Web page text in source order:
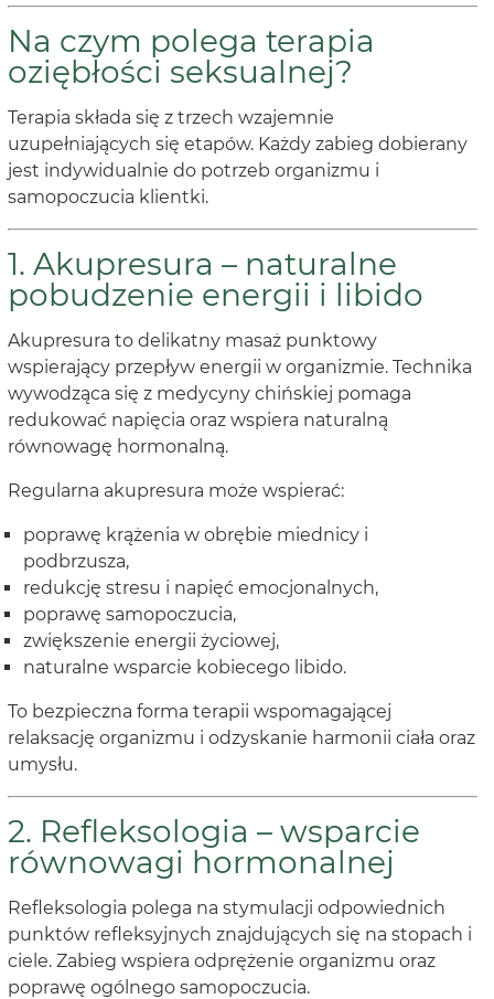
Na czym polega terapia
oziębłości seksualnej?
Terapia składa się z trzech wzajemnie
uzupełniających się etapów. Każdy zabieg dobierany
jest indywidualnie do potrzeb organizmu i
samopoczucia klientki.
1. Akupresura – naturalne
pobudzenie energii i libido
Akupresura to delikatny masaż punktowy
wspierający przepływ energii w organizmie. Technika
wywodząca się z medycyny chińskiej pomaga
redukować napięcia oraz wspiera naturalną
równowagę hormonalną.
Regularna akupresura może wspierać:
poprawę krążenia w obrębie miednicy i
podbrzusza,
redukcję stresu i napięć emocjonalnych,
poprawę samopoczucia,
zwiększenie energii życiowej,
naturalne wsparcie kobiecego libido.
To bezpieczna forma terapii wspomagającej
relaksację organizmu i odzyskanie harmonii ciała oraz
umysłu.
2. Refleksologia – wsparcie
równowagi hormonalnej
Refleksologia polega na stymulacji odpowiednich
punktów refleksyjnych znajdujących się na stopach i
ciele. Zabieg wspiera odprężenie organizmu oraz
poprawę ogólnego samopoczucia.